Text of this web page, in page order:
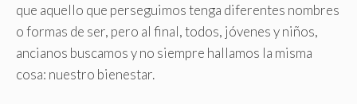
que aquello que perseguimos tenga diferentes nombres
o formas de ser, pero al final, todos, jóvenes y niños,
ancianos buscamos y no siempre hallamos la misma
cosa: nuestro bienestar.